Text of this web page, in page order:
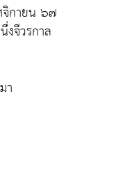
กายน ๖๗
จีวรกาล
า